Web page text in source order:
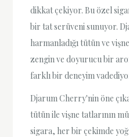
dikkat çekiyor. Bu özel
bir tat serüveni sunuyor.
harmanladığı tütün ve
zengin ve doyurucu bir
farklı bir deneyim
Djarum Cherry'nin öne
tütün ile vişne tatlarının
sigara, her bir çekimde